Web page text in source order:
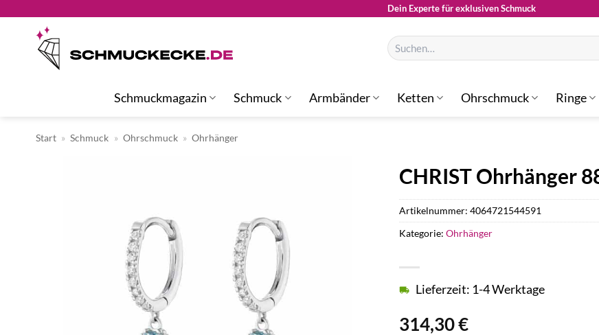
springen
Dein Experte für exklusiven Schmuck
Suchen
nach:
Schmuckmagazin Schmuck Armbänder Ketten Ohrschmuck Ringe
Start » Schmuck » Ohrschmuck » Ohrhänger
CHRIST Ohrhänger
314,30€
Lieferzeit: 1-4 Werktage
Artikelnummer:4064721544591
Kategorie:Ohrhänger